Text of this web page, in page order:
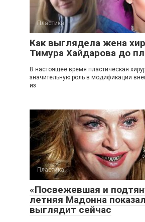
Пластика
Как выглядела жена
Тимура Хайдарова до
В настоящее время пластическая
значительную роль в модификации
из
Пластика
«Посвежевшая и
летняя Мадонна
выглядит сейчас